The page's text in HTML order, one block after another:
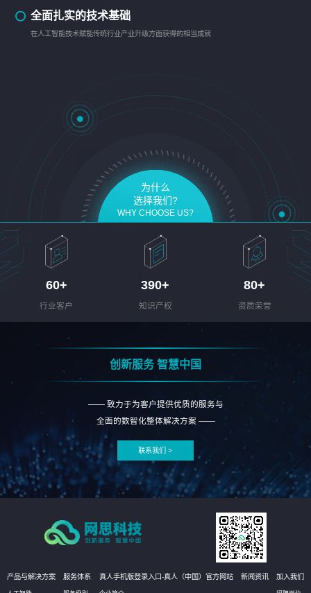
全面扎实的技术基础
在人工智能技术赋能传统行业产业升级方面获得的相当成就
为什么
选择我们?
WHY CHOOSE US?
60+
行业客户
390+
知识产权
80+
资质荣誉
创新服务 智慧中国
—— 致力于为客户提供优质的服务与
全面的数智化整体解决方案 ——
联系我们 >
产品与解决方案 服务体系 真人手机版登录入口-真人（中国）官方网站 新闻资讯 加入我们